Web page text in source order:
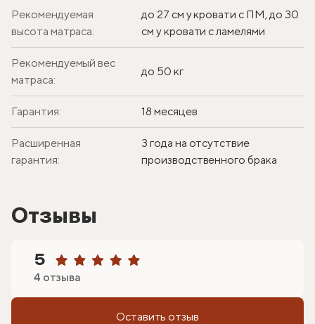
Рекомендуемая
высота матраса:
до 27 см у кровати с ПМ, до 30
см у кровати с ламелями
Рекомендуемый вес
матраса:
до 50 кг
Гарантия: 18 месяцев
Расширенная
гарантия:
3 года на отсутствие
производственного брака
Отзывы
5
4 отзыва
Оставить отзыв